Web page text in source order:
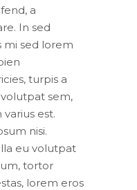
a
In sed
mi sed lorem
turpis a
volutpat sem,
est.
nisi.
eu volutpat
tortor
lorem eros